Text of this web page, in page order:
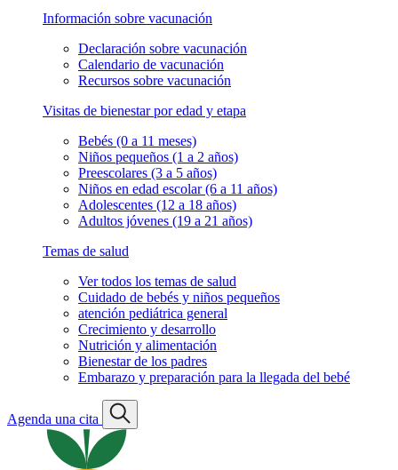
Información sobre vacunación
Declaración sobre vacunación
Calendario de vacunación
Recursos sobre vacunación
Visitas de bienestar por edad y etapa
Bebés (0 a 11 meses)
Niños pequeños (1 a 2 años)
Preescolares (3 a 5 años)
Niños en edad escolar (6 a 11 años)
Adolescentes (12 a 18 años)
Adultos jóvenes (19 a 21 años)
Temas de salud
Ver todos los temas de salud
Cuidado de bebés y niños pequeños
atención pediátrica general
Crecimiento y desarrollo
Nutrición y alimentación
Bienestar de los padres
Embarazo y preparación para la llegada del bebé
Agenda una cita